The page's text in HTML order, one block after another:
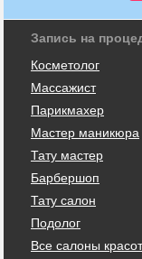
Запись на
Косметолог
Массажист
Парикмахер
Мастер маникюра
Тату мастер
Барбершоп
Тату салон
Подолог
Все салоны